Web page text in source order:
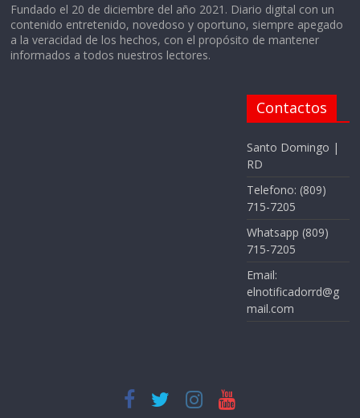
Fundado el 20 de diciembre del año 2021. Diario digital con un
contenido entretenido, novedoso y oportuno, siempre apegado
a la veracidad de los hechos, con el propósito de mantener
informados a todos nuestros lectores.
Contactos
Santo Domingo |
RD
Telefono: (809)
715-7205
Whatsapp (809)
715-7205
Email:
elnotificadorrd@g
mail.com